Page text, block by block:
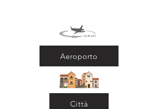
Aeroporto
Città